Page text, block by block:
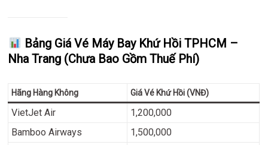
Bảng Giá Vé Máy Bay Khứ Hồi TPHCM –
Nha Trang (Chưa Bao Gồm Thuế Phí)
Hãng Hàng Không Giá Vé Khứ Hồi (VNĐ)
VietJet Air
1,200,000
Bamboo Airways
1,500,000